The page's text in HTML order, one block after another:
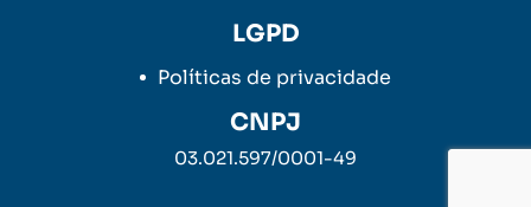
LGPD
Políticas de privacidade
CNPJ
03.021.597/0001-49